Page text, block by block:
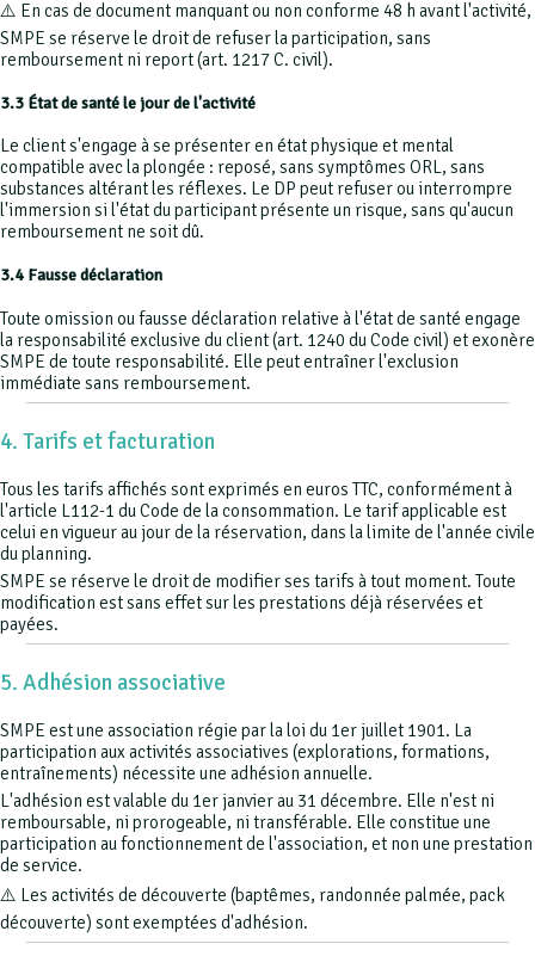
⚠️ En cas de document manquant ou non conforme 48 h avant l'activité,
SMPE se réserve le droit de refuser la participation, sans
remboursement ni report (art. 1217 C. civil).
3.3 État de santé le jour de l'activité
Le client s'engage à se présenter en état physique et mental
compatible avec la plongée : reposé, sans symptômes ORL, sans
substances altérant les réflexes. Le DP peut refuser ou interrompre
l'immersion si l'état du participant présente un risque, sans qu'aucun
remboursement ne soit dû.
3.4 Fausse déclaration
Toute omission ou fausse déclaration relative à l'état de santé engage
la responsabilité exclusive du client (art. 1240 du Code civil) et exonère
SMPE de toute responsabilité. Elle peut entraîner l'exclusion
immédiate sans remboursement.
4. Tarifs et facturation
Tous les tarifs affichés sont exprimés en euros TTC, conformément à
l'article L112-1 du Code de la consommation. Le tarif applicable est
celui en vigueur au jour de la réservation, dans la limite de l'année civile
du planning.
SMPE se réserve le droit de modifier ses tarifs à tout moment. Toute
modification est sans effet sur les prestations déjà réservées et
payées.
5. Adhésion associative
SMPE est une association régie par la loi du 1er juillet 1901. La
participation aux activités associatives (explorations, formations,
entraînements) nécessite une adhésion annuelle.
L'adhésion est valable du 1er janvier au 31 décembre. Elle n'est ni
remboursable, ni prorogeable, ni transférable. Elle constitue une
participation au fonctionnement de l'association, et non une prestation
de service.
⚠️ Les activités de découverte (baptêmes, randonnée palmée, pack
découverte) sont exemptées d'adhésion.